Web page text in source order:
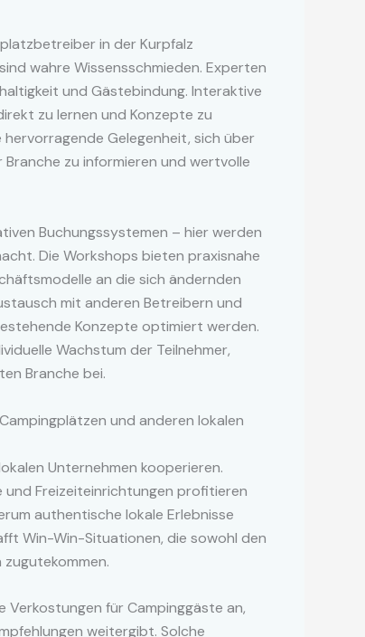
in der Kurpfalz
wahre Wissensschmieden. Experten
und Gästebindung. Interaktive
zu lernen und Konzepte zu
Gelegenheit, sich über
zu informieren und wertvolle
Buchungssystemen – hier werden
Die Workshops bieten praxisnahe
an die sich ändernden
mit anderen Betreibern und
Konzepte optimiert werden.
Wachstum der Teilnehmer,
Branche bei.
und anderen lokalen
Unternehmen kooperieren.
und Freizeiteinrichtungen profitieren
authentische lokale Erlebnisse
Win-Win-Situationen, die sowohl den
Verkostungen für Campinggäste an,
weitergibt. Solche